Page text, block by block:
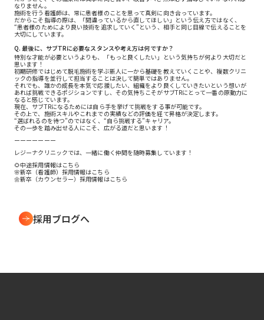
なりません。
施術を行う看護師は、常に患者様のことを思って真剣に向き合っています。
だからこそ指導の際は、「間違っているから直してほしい」という伝え方ではなく、
“患者様のためにより良い技術を追求していく”という、相手と同じ目線で伝えることを
大切にしています。
Q. 最後に、サブTRに必要なスタンスや考え方は何ですか？
特別な才能が必要というよりも、「もっと良くしたい」という気持ちが何より大切だと
思います！
初期研修ではじめて脱毛施術を学ぶ新人に一から基礎を教えていくことや、複数クリニ
ックの指導を並行して担当することは決して簡単ではありません。
それでも、誰かの成長を本気で応援したい、組織をより良くしていきたいという想いが
あれば挑戦できるポジションですし、その気持ちこそがサブTRにとって一番の原動力に
なると感じています。
現在、サブTRになるためには自ら手を挙げて挑戦をする事が可能です。
その上で、施術スキルやこれまでの実績などの評価を経て昇格が決定します。
“選ばれるのを待つ”のではなく、“自ら挑戦する”キャリア。
その一歩を踏み出せる人にこそ、広がる道だと思います！
ーーーーーーー
レジーナクリニックでは、一緒に働く仲間を随時募集しています！
🌻中途採用情報はこちら
🌸新卒（看護師）採用情報はこちら
🌼新卒（カウンセラー）採用情報はこちら
採用ブログへ